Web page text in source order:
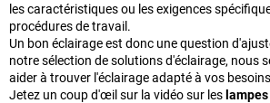
les caractéristiques ou les exigences
procédures de travail.
Un bon éclairage est donc une question
notre sélection de solutions d'éclairage, nous
aider à trouver l'éclairage adapté à vos
Jetez un coup d'œil sur la vidéo sur les